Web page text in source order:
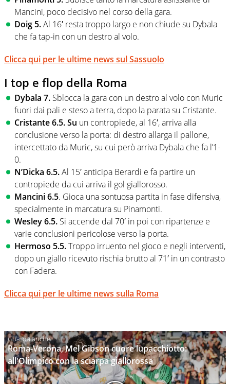
Mancini, poco decisivo nel corso della gara.
Doig 5.Al 16′ resta troppo largo e non chiude su Dybala
che fa tap-in con un destro al volo.
Clicca qui per le ultime news sul Sassuolo
I top e flop della Roma
Dybala 7. Sblocca la gara con un destro al volo con Muric
fuori dai pali e steso a terra, dopo la parata su Cristante.
Cristante 6.5. Su un contropiede, al 16′, arriva alla
conclusione verso la porta: di destro allarga il pallone,
intercettato da Muric, su cui però arriva Dybala che fa l’1-
0.
N’Dicka 6.5.Al 15′ anticipa Berardi e fa partire un
contropiede da cui arriva il gol giallorosso.
Mancini 6.5. Gioca una sontuosa partita in fase difensiva,
specialmente in marcatura su Pinamonti.
Wesley 6.5. Si accende dal 70′ in poi con ripartenze e
varie conclusioni pericolose verso la porta.
Hermoso 5.5.Troppo irruento nel gioco e negli interventi,
dopo un giallo ricevuto rischia brutto al 71′ in un contrasto
con Fadera.
Clicca qui per le ultime news sulla Roma
Roma-Verona, Mel Gibson cuore lupacchiotto:
all'Olimpico con la sciarpa giallorossa